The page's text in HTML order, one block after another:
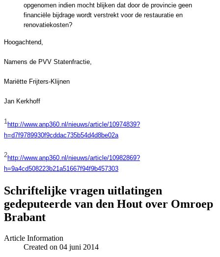
opgenomen indien mocht blijken dat door de provincie geen
financiële bijdrage wordt verstrekt voor de restauratie en
renovatiekosten?
Hoogachtend,
Namens de PVV Statenfractie,
Mariëtte Frijters-Klijnen
Jan Kerkhoff
1http://www.anp360.nl/nieuws/article/10974839?
h=d7f9789930f9cddac735b54d4d8be02a
2http://www.anp360.nl/nieuws/article/10982869?
h=9a4cd508223b21a51667f94f9b457303
Schriftelijke vragen uitlatingen
gedeputeerde van den Hout over Omroep
Brabant
Article Information
Created on 04 juni 2014